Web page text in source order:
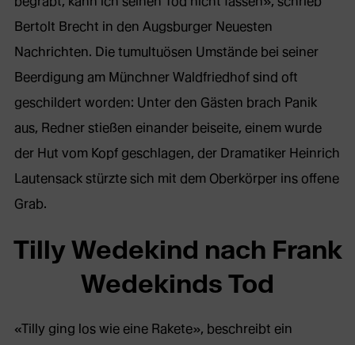
Bertolt Brecht in den Augsburger Neuesten
Nachrichten. Die tumultuösen Umstände bei seiner
Beerdigung am Münchner Waldfriedhof sind oft
geschildert worden: Unter den Gästen brach Panik
aus, Redner stießen einander beiseite, einem wurde
der Hut vom Kopf geschlagen, der Dramatiker Heinrich
Lautensack stürzte sich mit dem Oberkörper ins offene
Grab.
Tilly Wedekind nach Frank
Wedekinds Tod
«Tilly ging los wie eine Rakete», beschreibt ein